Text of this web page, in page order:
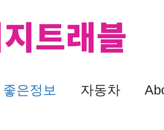
좋은정보 자동차